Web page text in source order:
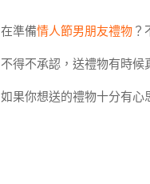
在準備情人節男朋友禮物 ？
不得不承認，送禮物有時候
如果你想送的禮物十分有心